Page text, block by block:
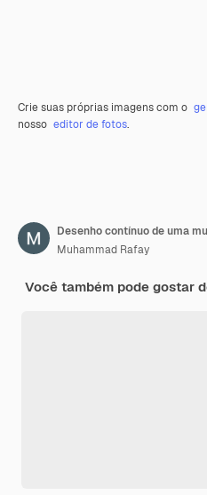
Crie suas próprias imagens com o
nosso editor de fotos.
Desenho contínuo de uma
Muhammad Rafay
Você também pode gostar